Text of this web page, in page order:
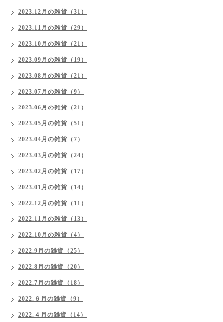
2023.12月の雑貨（31）
2023.11月の雑貨（29）
2023.10月の雑貨（21）
2023.09月の雑貨（19）
2023.08月の雑貨（21）
2023.07月の雑貨（9）
2023.06月の雑貨（21）
2023.05月の雑貨（51）
2023.04月の雑貨（7）
2023.03月の雑貨（24）
2023.02月の雑貨（17）
2023.01月の雑貨（14）
2022.12月の雑貨（11）
2022.11月の雑貨（13）
2022.10月の雑貨（4）
2022.9月の雑貨（25）
2022.8月の雑貨（20）
2022.7月の雑貨（18）
2022.６月の雑貨（9）
2022.４月の雑貨（14）